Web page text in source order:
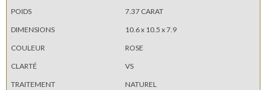
POIDS
7.37 CARAT
DIMENSIONS
10.6 x 10.5 x 7.9
COULEUR
ROSE
CLARTÉ
VS
TRAITEMENT
NATUREL